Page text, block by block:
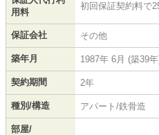
用料
初回保証契約料で
保証会社 その他
築年月 1987年 6月 (築39
契約期間 2年
種別/構造 アパート/鉄骨造
部屋/